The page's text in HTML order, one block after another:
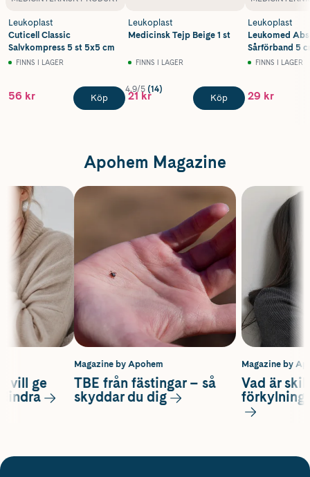
Leukoplast
Cuticell Classic
Salvkompress 5 st 5x5 cm
FINNS I LAGER
56 kr Köp
Leukoplast
Medicinsk Tejp Beige 1 st
FINNS I LAGER
4.9/5 (14)
21 kr Köp
Leukoplast
Leukomed
Sårförband 5
5 stFINNS I LAGER
29 kr
Apohem Magazine
Magazine by
Vad är
förkylning
vill ge
lindra
Magazine by Apohem
TBE från fästingar – så
skyddar du dig